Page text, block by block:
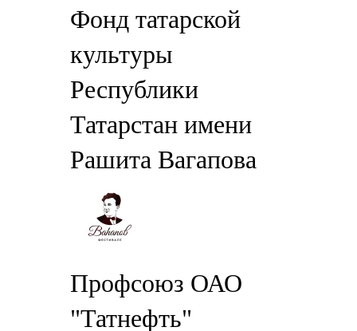
Фонд татарской
культуры
Республики
Татарстан имени
Рашита Вагапова
Профсоюз ОАО
"Татнефть"